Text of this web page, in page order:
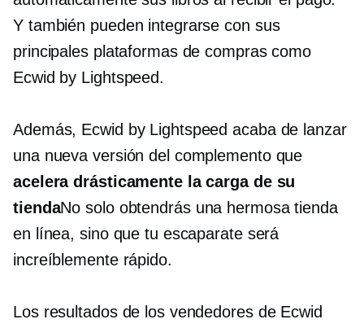
Y también pueden integrarse con sus
principales plataformas de compras como
Ecwid by Lightspeed.
Además, Ecwid by Lightspeed acaba de lanzar
una nueva versión del complemento que
acelera drásticamente la carga de su
tiendaNo solo obtendrás una hermosa tienda
en línea, sino que tu escaparate será
increíblemente rápido.
Los resultados de los vendedores de Ecwid